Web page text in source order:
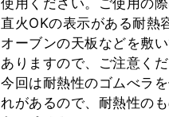
使用ください。ご使用の
直火OKの表示がある耐熱
オーブンの天板などを敷
ありますので、ご注意くだ
今回は耐熱性のゴムべラ
れがあるので、耐熱性の